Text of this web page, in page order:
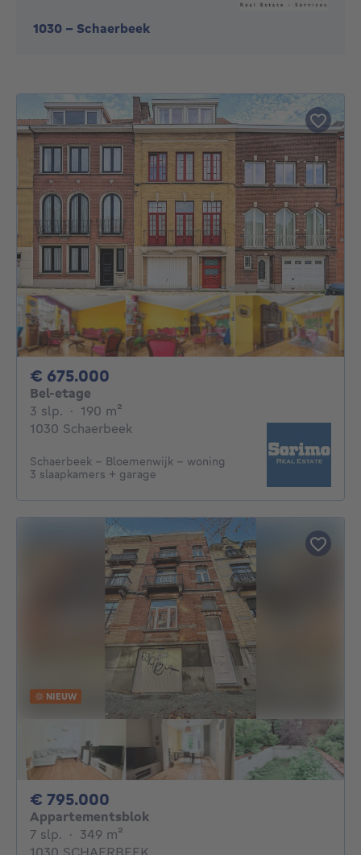
1030 - Schaerbeek
€ 675.000
Bel-etage
3 slp. 3 slaapkamers
· 190 m²
1030 Schaerbeek
Schaerbeek - Bloemenwijk - woning
3 slaapkamers + garage
NIEUW
€ 795.000
Appartementsblok
7 slp. 7 slaapkamers
· 349 m²